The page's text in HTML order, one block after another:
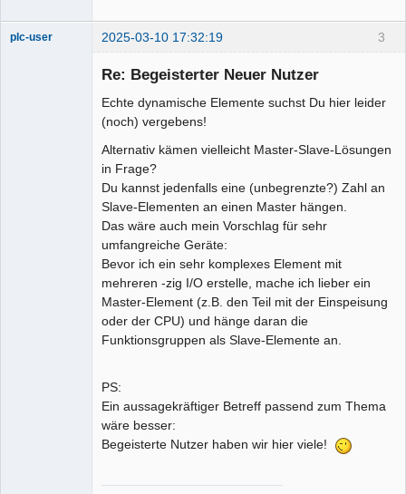
3
plc-user 2025-03-10 17:32:19
Re: Begeisterter Neuer Nutzer
Echte dynamische Elemente suchst Du hier leider
(noch) vergebens!
Alternativ kämen vielleicht Master-Slave-Lösungen
in Frage?
Du kannst jedenfalls eine (unbegrenzte?) Zahl an
Slave-Elementen an einen Master hängen.
Das wäre auch mein Vorschlag für sehr
umfangreiche Geräte:
Bevor ich ein sehr komplexes Element mit
mehreren -zig I/O erstelle, mache ich lieber ein
Master-Element (z.B. den Teil mit der Einspeisung
oder der CPU) und hänge daran die
Funktionsgruppen als Slave-Elemente an.
PS:
Ein aussagekräftiger Betreff passend zum Thema
wäre besser:
Begeisterte Nutzer haben wir hier viele!